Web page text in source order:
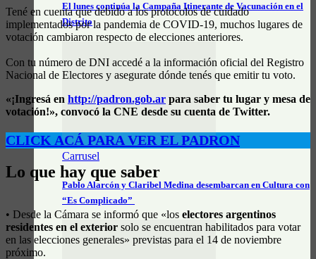
El lunes continúa la Campaña Itinerante de Vacunación en el
Distrito
Carrusel
Pablo Alarcón y Claribel Medina desembarcan en Cultura con
“Es Complicado”
Tené en cuenta que debido a los protocolos de cuidado
implementados por la pandemia de COVID-19, muchos lugares de
votación cambiaron respecto de elecciones anteriores.
Con tu número de DNI accedé a la información oficial del Registro
Nacional de Electores y asegurate dónde tenés que emitir tu voto.
«¡Ingresá en http://padron.gob.ar para saber tu lugar y mesa de
votación!», convocó la CNE desde su cuenta de Twitter.
CLICK ACÁ PARA VER EL PADRON
Lo que hay que saber
• Desde la Cámara se informó que «los electores argentinos
residentes en el exterior solo se encuentran habilitados para votar
en las elecciones generales» previstas para el 14 de noviembre
próximo.